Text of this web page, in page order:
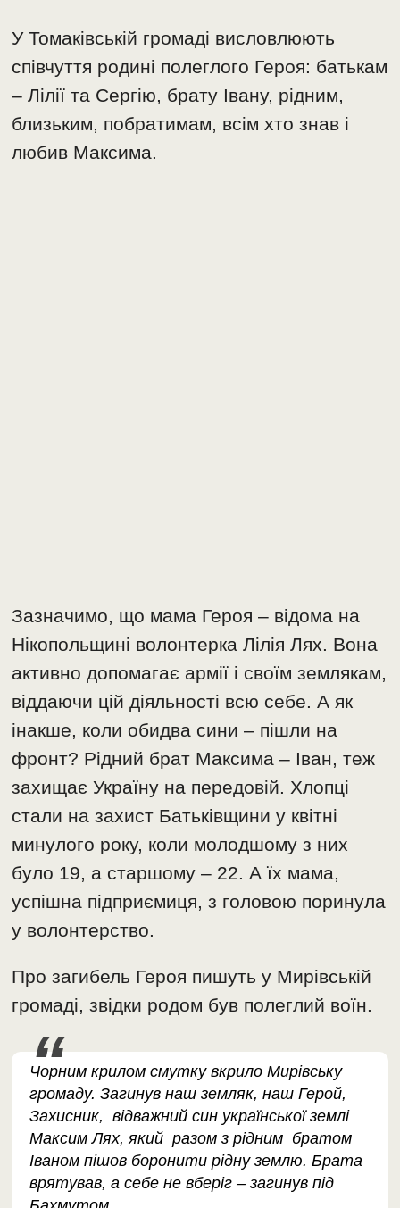
У Томаківській громаді висловлюють
співчуття родині полеглого Героя: батькам
– Лілії та Сергію, брату Івану, рідним,
близьким, побратимам, всім хто знав і
любив Максима.
Зазначимо, що мама Героя – відома на
Нікопольщині волонтерка Лілія Лях. Вона
активно допомагає армії і своїм землякам,
віддаючи цій діяльності всю себе. А як
інакше, коли обидва сини – пішли на
фронт? Рідний брат Максима – Іван, теж
захищає Україну на передовій. Хлопці
стали на захист Батьківщини у квітні
минулого року, коли молодшому з них
було 19, а старшому – 22. А їх мама,
успішна підприємиця, з головою поринула
у волонтерство.
Про загибель Героя пишуть у Мирівській
громаді, звідки родом був полеглий воїн.
Чорним крилом смутку вкрило Мирівську
громаду. Загинув наш земляк, наш Герой,
Захисник, відважний син української землі
Максим Лях, який разом з рідним братом
Іваном пішов боронити рідну землю. Брата
врятував, а себе не вберіг – загинув під